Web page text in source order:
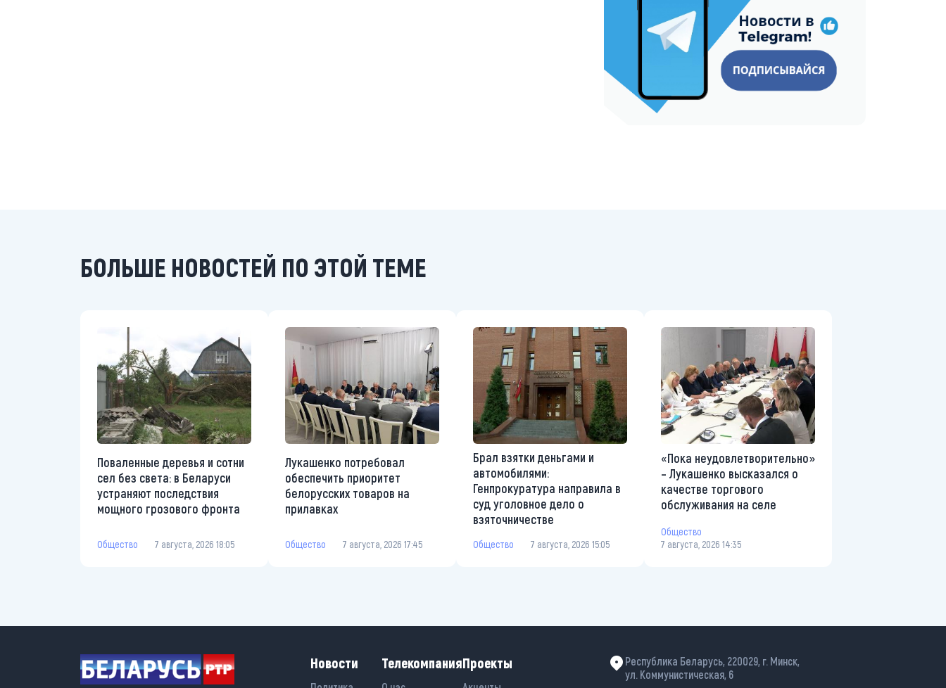
БОЛЬШЕ НОВОСТЕЙ ПО ЭТОЙ ТЕМЕ
Поваленные деревья и сотни
сел без света: в Беларуси
устраняют последствия
мощного грозового фронта
Общество 7 августа, 2026 18:05
Лукашенко потребовал
обеспечить приоритет
белорусских товаров на
прилавках
Общество 7 августа, 2026 17:45
Брал взятки деньгами и
автомобилями:
Генпрокуратура направила в
суд уголовное дело о
взяточничестве
Общество 7 августа, 2026 15:05
«Пока неудовлетворительно»
– Лукашенко высказался о
качестве торгового
обслуживания на селе
Общество
7 августа, 2026 14:35
Новости ТелекомпанияПроекты
Республика Беларусь, 220029, г. Минск,
ул. Коммунистическая, 6